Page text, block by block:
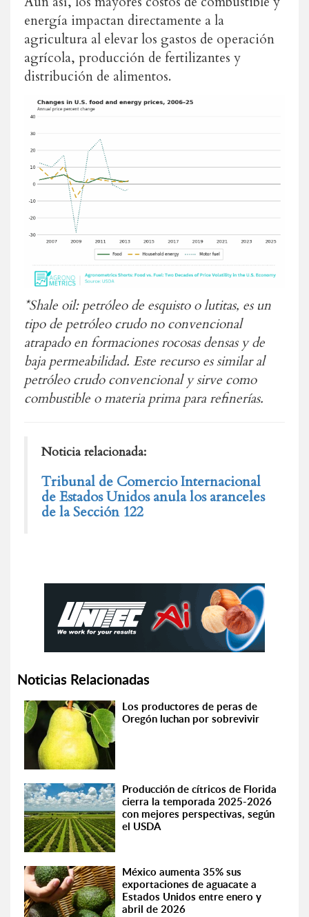
energía impactan directamente a la
agricultura al elevar los gastos de operación
agrícola, producción de fertilizantes y
distribución de alimentos.
*Shale oil: petróleo de esquisto o lutitas, es un
tipo de petróleo crudo no convencional
atrapado en formaciones rocosas densas y de
baja permeabilidad. Este recurso es similar al
petróleo crudo convencional y sirve como
combustible o materia prima para refinerías.
Noticia relacionada:
Tribunal de Comercio Internacional
de Estados Unidos anula los aranceles
de la Sección 122
Noticias Relacionadas
Los productores de peras de
Oregón luchan por sobrevivir
Producción de cítricos de Florida
cierra la temporada 2025-2026
con mejores perspectivas, según
el USDA
México aumenta 35% sus
exportaciones de aguacate a
Estados Unidos entre enero y
abril de 2026